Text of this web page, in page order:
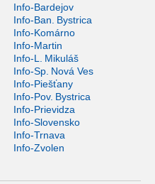
Info-Bardejov
Info-Ban. Bystrica
Info-Komárno
Info-Martin
Info-L. Mikuláš
Info-Sp. Nová Ves
Info-Piešťany
Info-Pov. Bystrica
Info-Prievidza
Info-Slovensko
Info-Trnava
Info-Zvolen